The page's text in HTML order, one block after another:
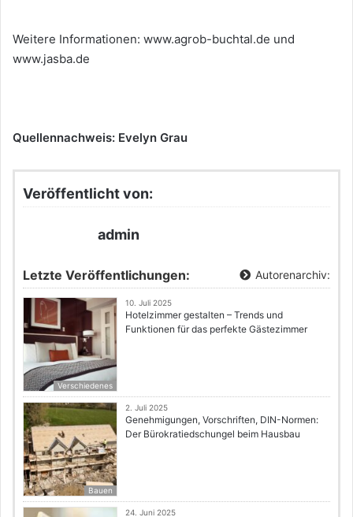
Weitere Informationen: www.agrob-buchtal.de und
www.jasba.de
Quellennachweis: Evelyn Grau
Veröffentlicht von:
admin
Letzte Veröffentlichungen: Autorenarchiv:
Verschiedenes
10. Juli 2025
Hotelzimmer gestalten – Trends und
Funktionen für das perfekte Gästezimmer
Bauen
2. Juli 2025
Genehmigungen, Vorschriften, DIN-Normen:
Der Bürokratiedschungel beim Hausbau
24. Juni 2025